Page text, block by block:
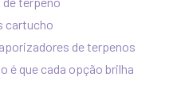
cartucho
de terpenos
é que cada opção brilha